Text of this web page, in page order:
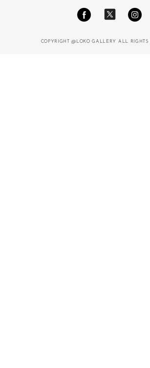
COPYRIGHT @LOKO GALLERY ALL RIGHTS